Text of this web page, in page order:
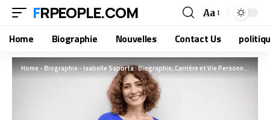
FRPEOPLE.COM Aa
Home Biographie Nouvelles Contact Us
Home-Biographie-Isabelle Saporta : Biographie, Carrière et Vie Personnelle (Ex Mari)